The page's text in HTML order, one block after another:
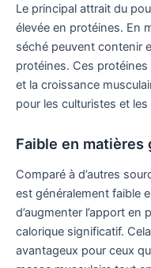
Le principal attrait du
élevée en protéines. En
séché peuvent contenir
protéines. Ces
et la croissance
pour les culturistes et les
Faible en matières
Comparé à d’autres
est généralement faible
d’augmenter l’apport
calorique significatif.
avantageux pour ceux